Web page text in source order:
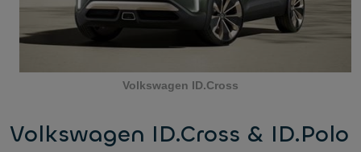
Volkswagen ID.Cross
Volkswagen ID.Cross & ID.Polo